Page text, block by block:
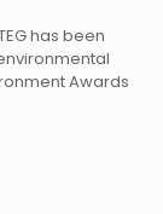
has been
Awards